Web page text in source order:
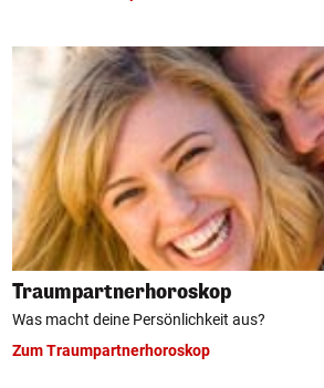
Traumpartnerhoroskop
Was macht deine Persönlichkeit aus?
Zum Traumpartnerhoroskop